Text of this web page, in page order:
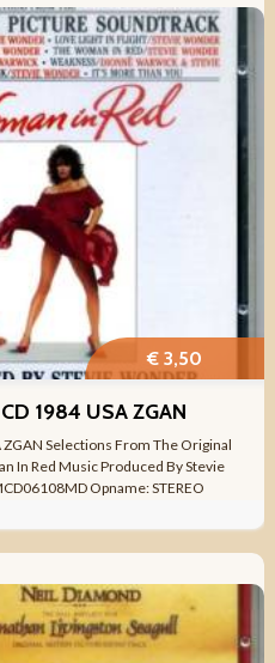
€ 3,50
1984 USA ZGAN
Selections From The Original
In Red Music Produced By Stevie
Opname: STEREO